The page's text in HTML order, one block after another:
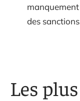
des
Les